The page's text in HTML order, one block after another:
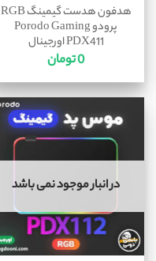
هدفون هدست گیمینگ RGB
پرودو Porodo Gaming
PDX411 اورجینال
0تومان
در انبار موجود نمی باشد